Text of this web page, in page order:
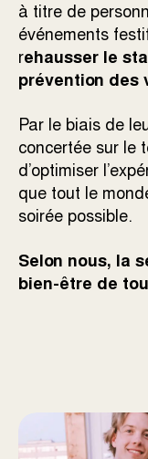
à titre de
événements
rehausser le
prévention des
Par le biais de
concertée sur le
d’optimiser
que tout le
soirée possible.
Selon nous, la
bien-être de